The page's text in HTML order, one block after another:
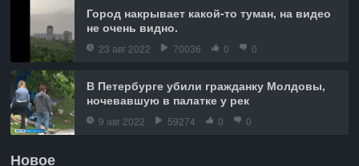
Город накрывает какой-то туман, на видео
не очень видно.
23 авг 2022 70036 0 0
В Петербурге убили гражданку Молдовы,
ночевавшую в палатке у рек
9 авг 2022 59274 0 0
Новое